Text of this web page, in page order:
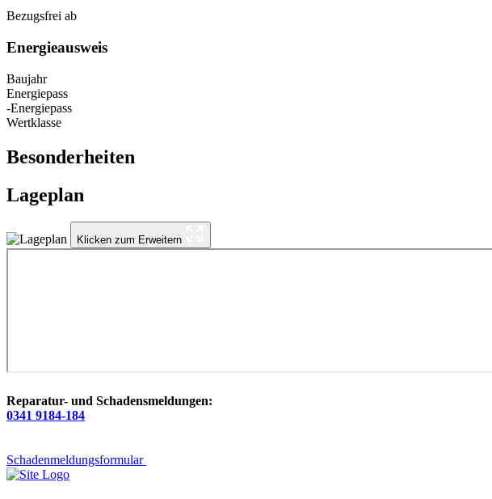
Bezugsfrei ab
Energieausweis
Baujahr
Energiepass
-Energiepass
Wertklasse
Besonderheiten
Lageplan
Klicken zum Erweitern
Reparatur- und Schadensmeldungen:
0341 9184-184
Schadenmeldungsformular